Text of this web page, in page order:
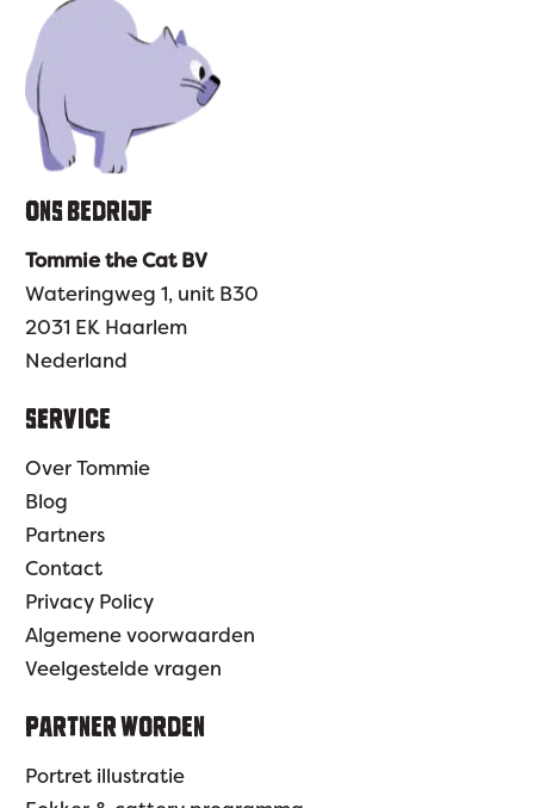
ONS BEDRIJF
Tommie the Cat BV
Wateringweg 1, unit B30
2031 EK Haarlem
Nederland
SERVICE
Over Tommie
Blog
Partners
Contact
Privacy Policy
Algemene voorwaarden
Veelgestelde vragen
PARTNER WORDEN
Portret illustratie